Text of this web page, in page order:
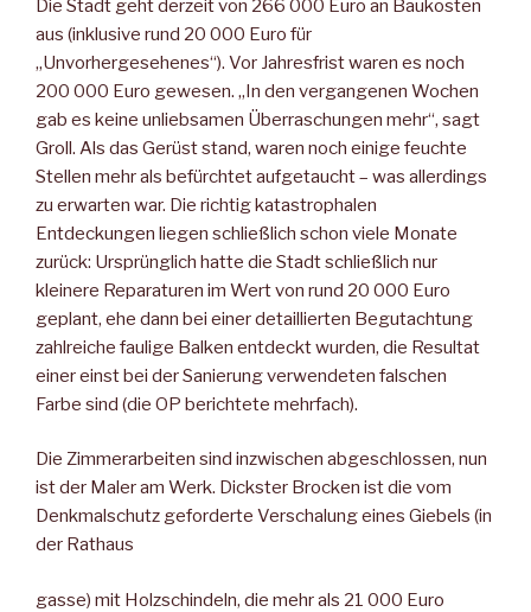
Die Stadt geht derzeit von 266 000 Euro an Baukosten
aus (inklusive rund 20 000 Euro für
„Unvorhergesehenes“). Vor Jahresfrist waren es noch
200 000 Euro gewesen. „In den vergangenen Wochen
gab es keine unliebsamen Überraschungen mehr“, sagt
Groll. Als das Gerüst stand, waren noch einige feuchte
Stellen mehr als befürchtet aufgetaucht – was allerdings
zu erwarten war. Die richtig katastrophalen
Entdeckungen liegen schließlich schon viele Monate
zurück: Ursprünglich hatte die Stadt schließlich nur
kleinere Reparaturen im Wert von rund 20 000 Euro
geplant, ehe dann bei einer detaillierten Begutachtung
zahlreiche faulige Balken entdeckt wurden, die Resultat
einer einst bei der Sanierung verwendeten falschen
Farbe sind (die OP berichtete mehrfach).
Die Zimmerarbeiten sind inzwischen abgeschlossen, nun
ist der Maler am Werk. Dickster Brocken ist die vom
Denkmalschutz geforderte Verschalung eines Giebels (in
der Rathaus
gasse) mit Holzschindeln, die mehr als 21 000 Euro